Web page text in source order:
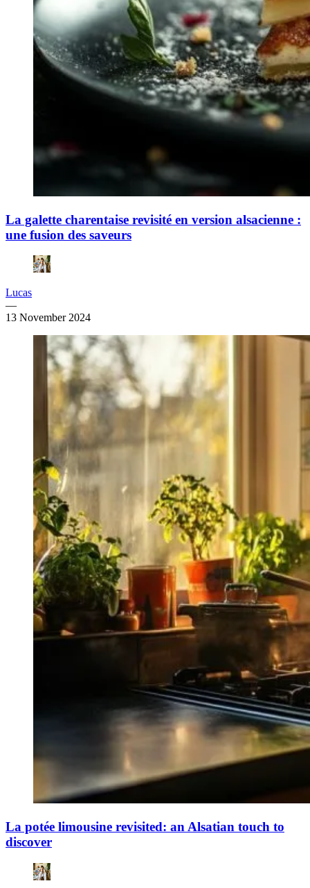
La galette charentaise revisité en version alsacienne :
une fusion des saveurs
Lucas
—
13 November 2024
La potée limousine revisited: an Alsatian touch to
discover